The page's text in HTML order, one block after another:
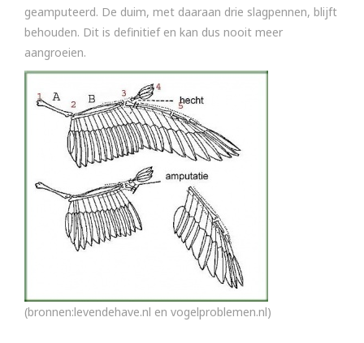
geamputeerd. De duim, met daaraan drie slagpennen, blijft
behouden. Dit is definitief en kan dus nooit meer
aangroeien.
(bronnen:levendehave.nl en vogelproblemen.nl)